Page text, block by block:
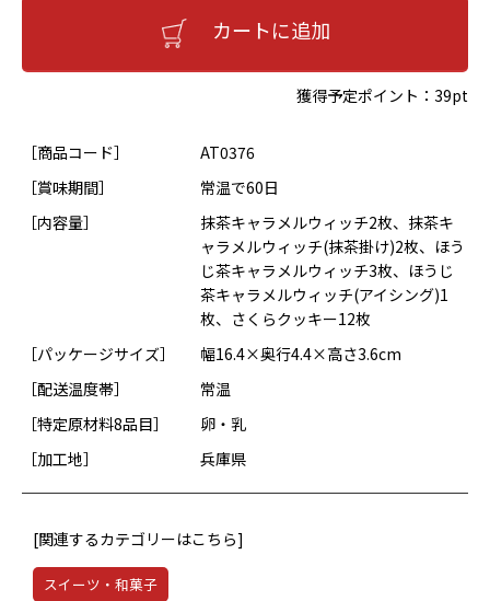
カートに追加
獲得予定ポイント：39pt
［商品コード］
AT0376
［賞味期間］
常温で60日
［内容量］
抹茶キャラメルウィッチ2枚、抹茶キ
ャラメルウィッチ(抹茶掛け)2枚、ほう
じ茶キャラメルウィッチ3枚、ほうじ
茶キャラメルウィッチ(アイシング)1
枚、さくらクッキー12枚
［パッケージサイズ］
幅16.4×奥行4.4×高さ3.6cm
［配送温度帯］
常温
［特定原材料8品目］
卵・乳
［加工地］
兵庫県
[関連するカテゴリーはこちら]
スイーツ・和菓子